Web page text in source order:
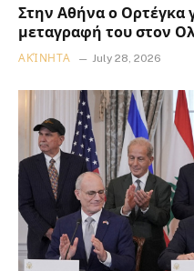
Στην Αθήνα ο Ορτέγκα
μεταγραφή του στον
ΑΚΊΝΗΤΑ July 28, 2026